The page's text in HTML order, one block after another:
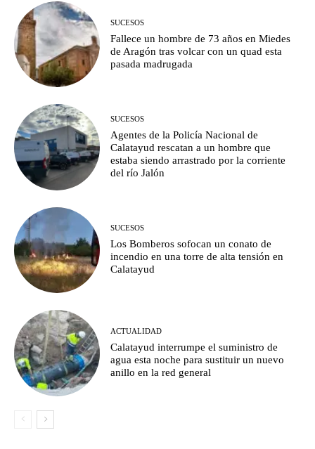
SUCESOS
Fallece un hombre de 73 años en Miedes
de Aragón tras volcar con un quad esta
pasada madrugada
SUCESOS
Agentes de la Policía Nacional de
Calatayud rescatan a un hombre que
estaba siendo arrastrado por la corriente
del río Jalón
SUCESOS
Los Bomberos sofocan un conato de
incendio en una torre de alta tensión en
Calatayud
ACTUALIDAD
Calatayud interrumpe el suministro de
agua esta noche para sustituir un nuevo
anillo en la red general